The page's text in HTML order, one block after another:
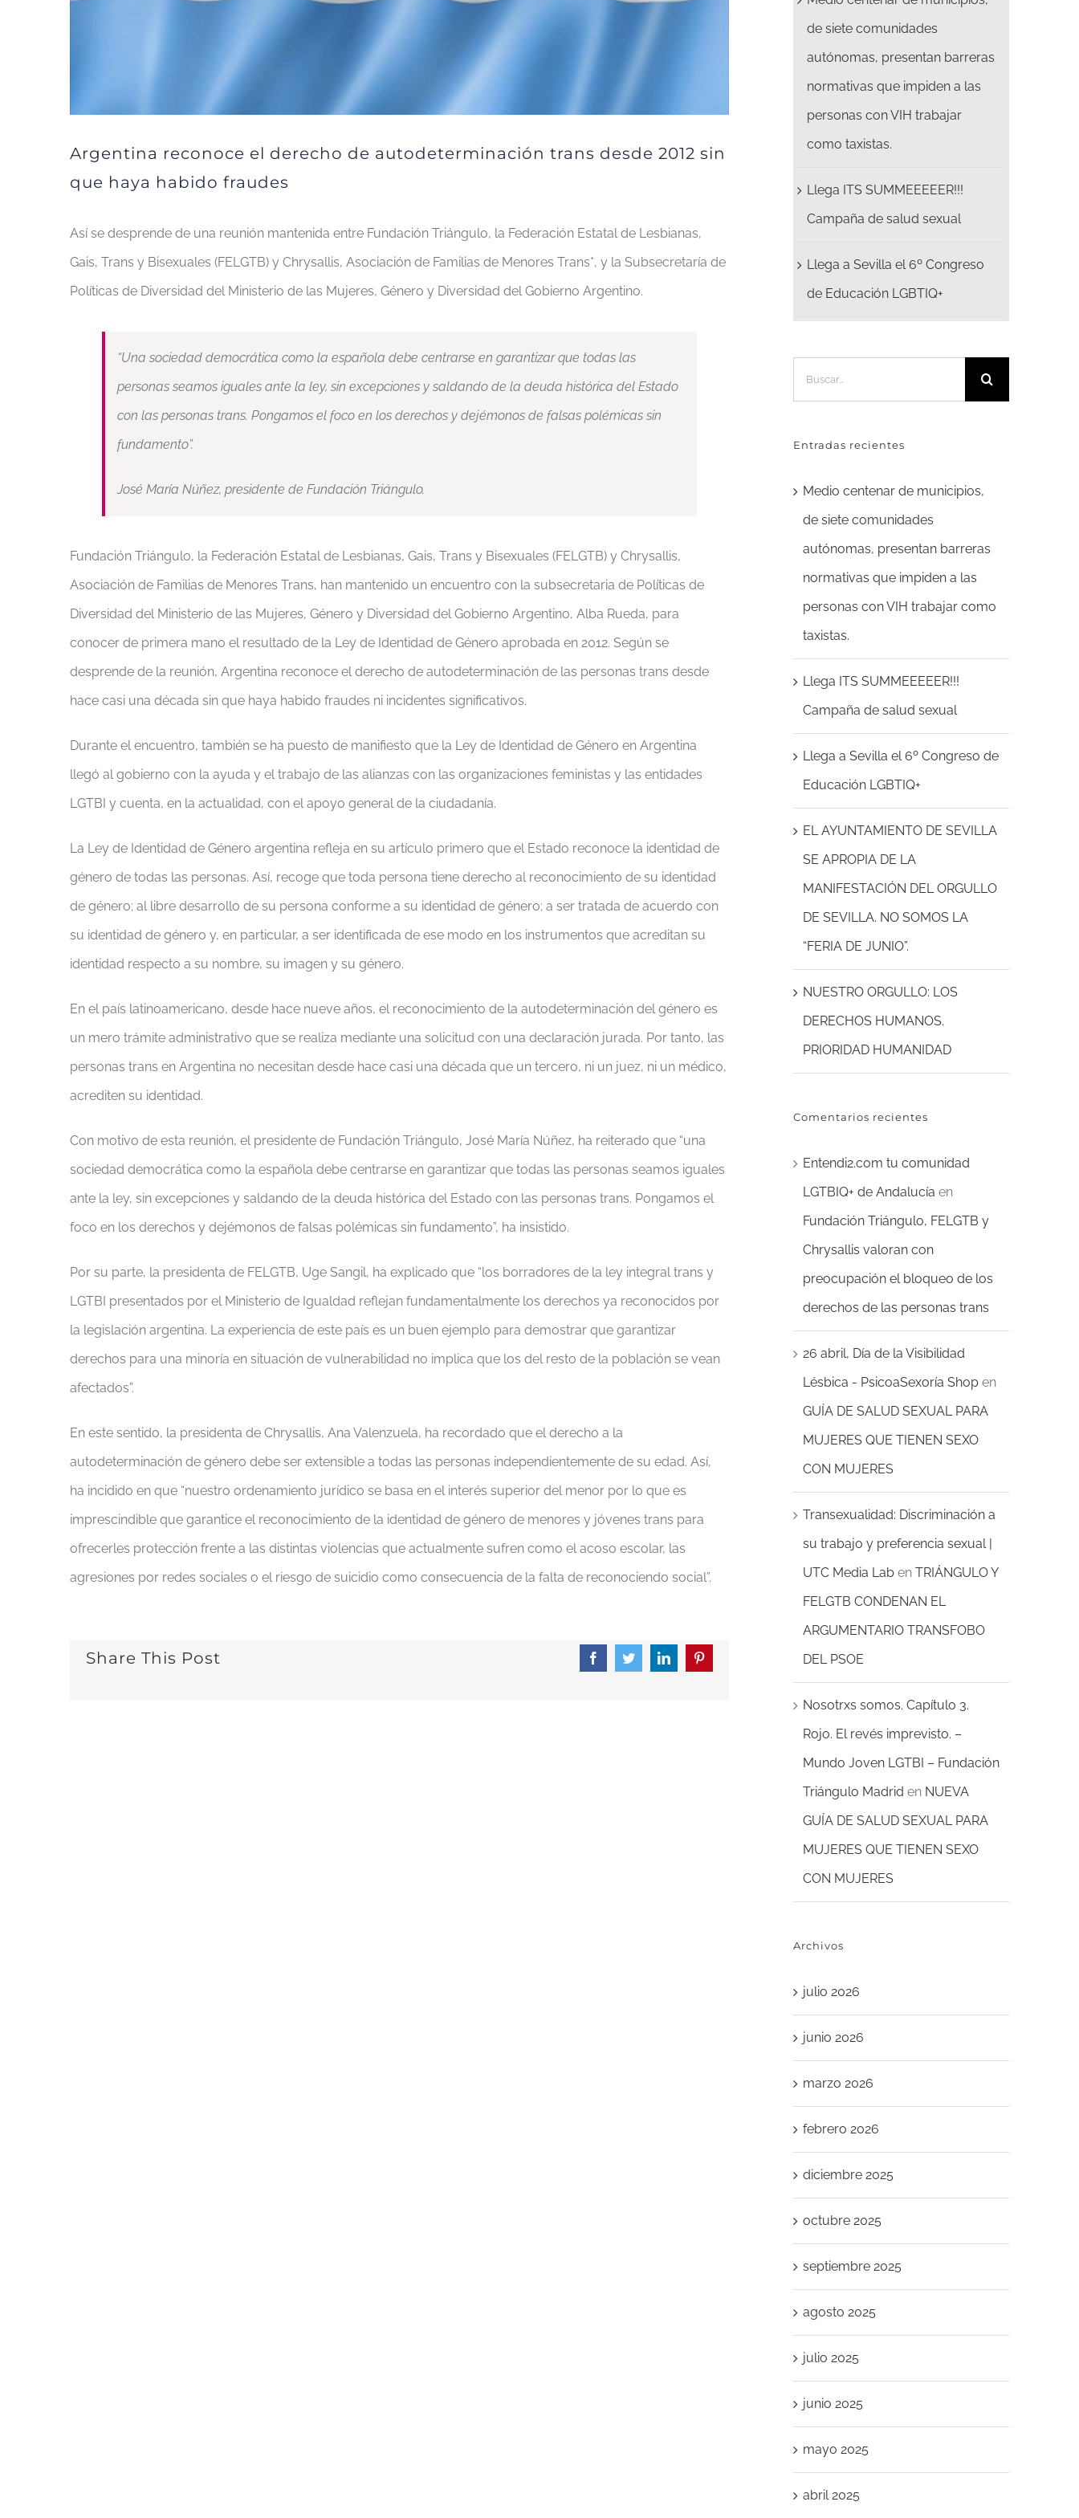
Argentina reconoce el derecho de autodeterminación trans desde 2012 sin
que haya habido fraudes
Así se desprende de una reunión mantenida entre Fundación Triángulo, la Federación Estatal de Lesbianas,
Gais, Trans y Bisexuales (FELGTB) y Chrysallis, Asociación de Familias de Menores Trans*, y la Subsecretaría de
Políticas de Diversidad del Ministerio de las Mujeres, Género y Diversidad del Gobierno Argentino.
“Una sociedad democrática como la española debe centrarse en garantizar que todas las
personas seamos iguales ante la ley, sin excepciones y saldando de la deuda histórica del Estado
con las personas trans. Pongamos el foco en los derechos y dejémonos de falsas polémicas sin
fundamento”.
José María Núñez, presidente de Fundación Triángulo.
Fundación Triángulo, la Federación Estatal de Lesbianas, Gais, Trans y Bisexuales (FELGTB) y Chrysallis,
Asociación de Familias de Menores Trans, han mantenido un encuentro con la subsecretaria de Políticas de
Diversidad del Ministerio de las Mujeres, Género y Diversidad del Gobierno Argentino, Alba Rueda, para
conocer de primera mano el resultado de la Ley de Identidad de Género aprobada en 2012. Según se
desprende de la reunión, Argentina reconoce el derecho de autodeterminación de las personas trans desde
hace casi una década sin que haya habido fraudes ni incidentes significativos.
Durante el encuentro, también se ha puesto de manifiesto que la Ley de Identidad de Género en Argentina
llegó al gobierno con la ayuda y el trabajo de las alianzas con las organizaciones feministas y las entidades
LGTBI y cuenta, en la actualidad, con el apoyo general de la ciudadanía.
La Ley de Identidad de Género argentina refleja en su artículo primero que el Estado reconoce la identidad de
género de todas las personas. Así, recoge que toda persona tiene derecho al reconocimiento de su identidad
de género; al libre desarrollo de su persona conforme a su identidad de género; a ser tratada de acuerdo con
su identidad de género y, en particular, a ser identificada de ese modo en los instrumentos que acreditan su
identidad respecto a su nombre, su imagen y su género.
En el país latinoamericano, desde hace nueve años, el reconocimiento de la autodeterminación del género es
un mero trámite administrativo que se realiza mediante una solicitud con una declaración jurada. Por tanto, las
personas trans en Argentina no necesitan desde hace casi una década que un tercero, ni un juez, ni un médico,
acrediten su identidad.
Con motivo de esta reunión, el presidente de Fundación Triángulo, José María Núñez, ha reiterado que “una
sociedad democrática como la española debe centrarse en garantizar que todas las personas seamos iguales
ante la ley, sin excepciones y saldando de la deuda histórica del Estado con las personas trans. Pongamos el
foco en los derechos y dejémonos de falsas polémicas sin fundamento”, ha insistido.
Por su parte, la presidenta de FELGTB, Uge Sangil, ha explicado que “los borradores de la ley integral trans y
LGTBI presentados por el Ministerio de Igualdad reflejan fundamentalmente los derechos ya reconocidos por
la legislación argentina. La experiencia de este país es un buen ejemplo para demostrar que garantizar
derechos para una minoría en situación de vulnerabilidad no implica que los del resto de la población se vean
afectados”.
En este sentido, la presidenta de Chrysallis, Ana Valenzuela, ha recordado que el derecho a la
autodeterminación de género debe ser extensible a todas las personas independientemente de su edad. Así,
ha incidido en que “nuestro ordenamiento jurídico se basa en el interés superior del menor por lo que es
imprescindible que garantice el reconocimiento de la identidad de género de menores y jóvenes trans para
ofrecerles protección frente a las distintas violencias que actualmente sufren como el acoso escolar, las
agresiones por redes sociales o el riesgo de suicidio como consecuencia de la falta de reconociendo social”.
Share This Post FacebookTwitterLinkedInPinterest
de siete comunidades
autónomas, presentan barreras
normativas que impiden a las
personas con VIH trabajar
como taxistas.
Llega ITS SUMMEEEEER!!!
Campaña de salud sexual
Llega a Sevilla el 6º Congreso
de Educación LGBTIQ+
Entradas recientes
Medio centenar de municipios,
de siete comunidades
autónomas, presentan barreras
normativas que impiden a las
personas con VIH trabajar como
taxistas.
Llega ITS SUMMEEEEER!!!
Campaña de salud sexual
Llega a Sevilla el 6º Congreso de
Educación LGBTIQ+
EL AYUNTAMIENTO DE SEVILLA
SE APROPIA DE LA
MANIFESTACIÓN DEL ORGULLO
DE SEVILLA. NO SOMOS LA
“FERIA DE JUNIO”.
NUESTRO ORGULLO: LOS
DERECHOS HUMANOS.
PRIORIDAD HUMANIDAD
Comentarios recientes
Entendi2.com tu comunidad
LGTBIQ+ de Andalucía en
Fundación Triángulo, FELGTB y
Chrysallis valoran con
preocupación el bloqueo de los
derechos de las personas trans
26 abril, Día de la Visibilidad
Lésbica - PsicoaSexoría Shopen
GUÍA DE SALUD SEXUAL PARA
MUJERES QUE TIENEN SEXO
CON MUJERES
Transexualidad: Discriminación a
su trabajo y preferencia sexual |
UTC Media Laben TRIÁNGULO Y
FELGTB CONDENAN EL
ARGUMENTARIO TRANSFOBO
DEL PSOE
Nosotrxs somos. Capítulo 3.
Rojo. El revés imprevisto. –
Mundo Joven LGTBI – Fundación
Triángulo Madrid en NUEVA
GUÍA DE SALUD SEXUAL PARA
MUJERES QUE TIENEN SEXO
CON MUJERES
Archivos
julio 2026
junio 2026
marzo 2026
febrero 2026
diciembre 2025
octubre 2025
septiembre 2025
agosto 2025
julio 2025
junio 2025
mayo 2025
abril 2025